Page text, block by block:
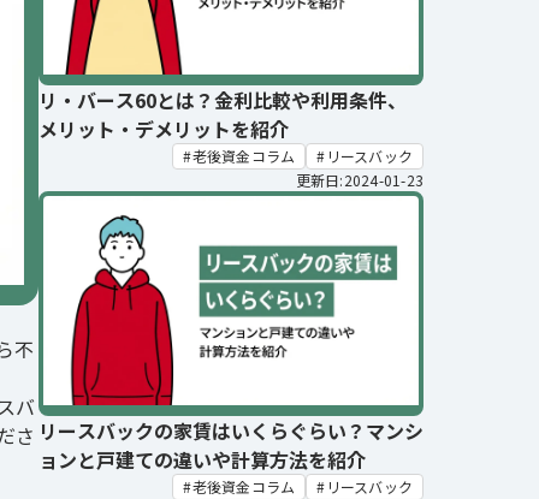
不
バ
さ
リ・バース60とは？金利比較や利用条件、
メリット・デメリットを紹介
老後資金コラム
リースバック
更新日:2024-01-23
リースバックの家賃はいくらぐらい？マンシ
ョンと戸建ての違いや計算方法を紹介
老後資金コラム
リースバック